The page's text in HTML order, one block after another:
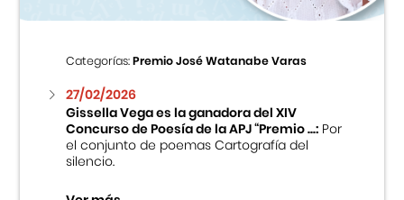
Categorías:Premio José Watanabe Varas
27/02/2026
Gissella Vega es la ganadora del XIV
Concurso de Poesía de la APJ “Premio ...:Por
el conjunto de poemas Cartografía del
silencio.